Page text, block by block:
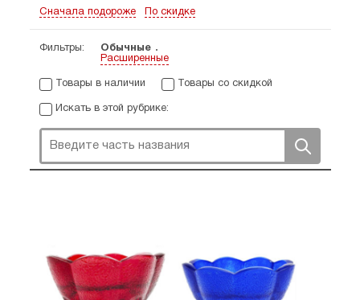
Сначала подороже По скидке
Фильтры:
Обычные
Расширенные
Товары в наличии Товары со скидкой
Искать в этой рубрике: